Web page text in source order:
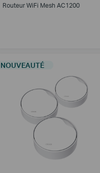
Routeur WiFi Mesh AC1200
NOUVEAUTÉ